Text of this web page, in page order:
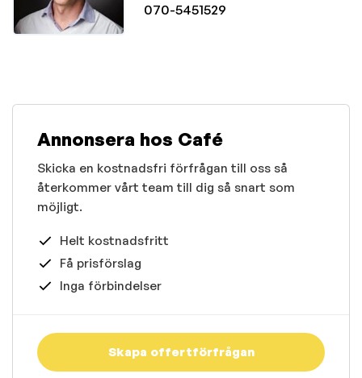
070-5451529
Annonsera hos Café
Skicka en kostnadsfri förfrågan till oss så
återkommer vårt team till dig så snart som
möjligt.
Helt kostnadsfritt
Få prisförslag
Inga förbindelser
Skapa offertförfrågan